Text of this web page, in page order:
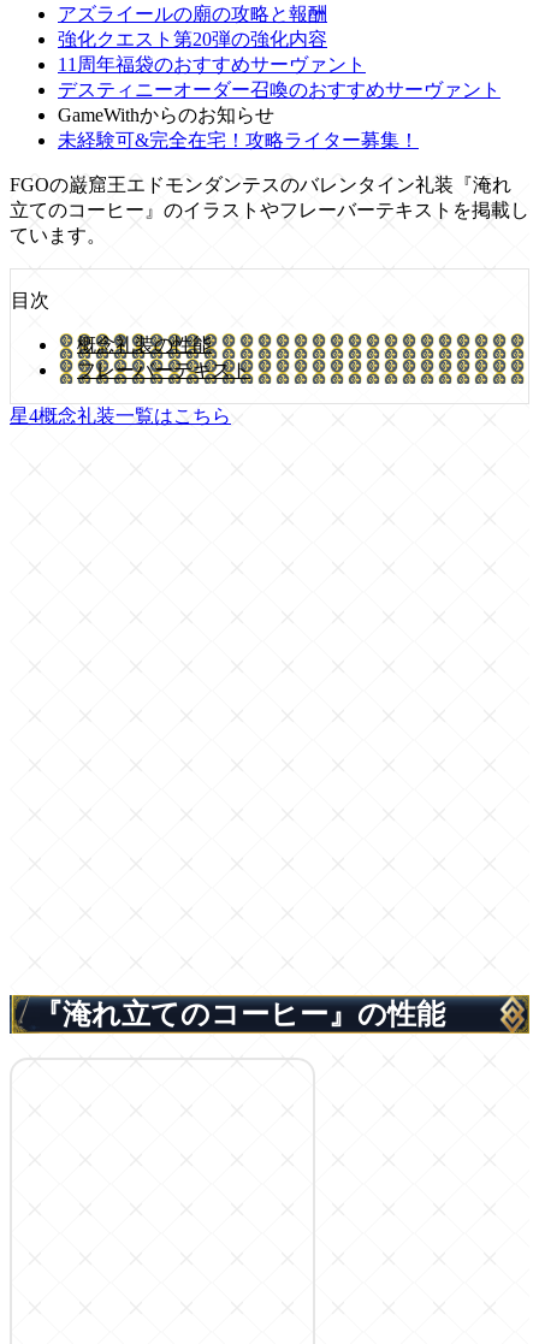
アズライールの廟の攻略と報酬
強化クエスト第20弾の強化内容
11周年福袋のおすすめサーヴァント
デスティニーオーダー召喚のおすすめサーヴァント
GameWithからのお知らせ
未経験可&完全在宅！攻略ライター募集！
FGOの巌窟王エドモンダンテスのバレンタイン礼装『淹れ
立てのコーヒー』のイラストやフレーバーテキストを掲載し
ています。
目次
概念礼装の性能
フレーバーテキスト
星4概念礼装一覧はこちら
『淹れ立てのコーヒー』の性能